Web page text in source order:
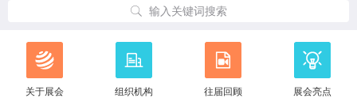
输入关键词搜索
关于展会 组织机构 往届回顾 展会亮点